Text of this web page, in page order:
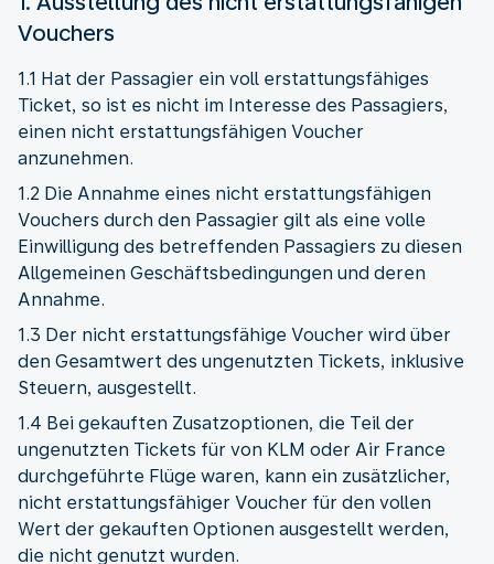
Vouchers
1.1 Hat der Passagier ein voll erstattungsfähiges
Ticket, so ist es nicht im Interesse des Passagiers,
einen nicht erstattungsfähigen Voucher
anzunehmen.
1.2 Die Annahme eines nicht erstattungsfähigen
Vouchers durch den Passagier gilt als eine volle
Einwilligung des betreffenden Passagiers zu diesen
Allgemeinen Geschäftsbedingungen und deren
Annahme.
1.3 Der nicht erstattungsfähige Voucher wird über
den Gesamtwert des ungenutzten Tickets, inklusive
Steuern, ausgestellt.
1.4 Bei gekauften Zusatzoptionen, die Teil der
ungenutzten Tickets für von KLM oder Air France
durchgeführte Flüge waren, kann ein zusätzlicher,
nicht erstattungsfähiger Voucher für den vollen
Wert der gekauften Optionen ausgestellt werden,
die nicht genutzt wurden.